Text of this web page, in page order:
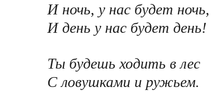
И ночь, у нас будет ночь,
И день у нас будет день!
Ты будешь ходить в лес
С ловушками и ружьем.